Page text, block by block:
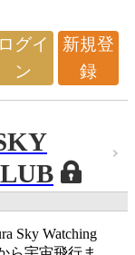
ログイ
ン
新規登
録
Sky Watching